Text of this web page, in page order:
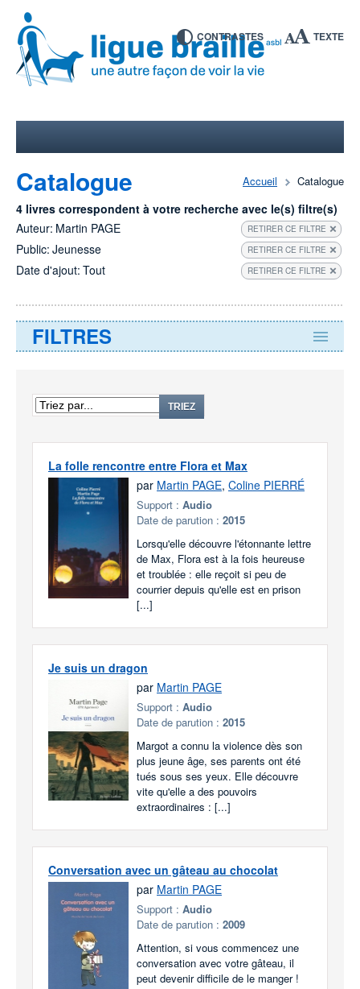
CONTRASTES TEXTE
Accueil Catalogue
Catalogue
4 livres correspondent à votre recherche avec le(s) filtre(s)
Auteur: Martin PAGE RETIRER CE FILTRE
Public: Jeunesse RETIRER CE FILTRE
Date d'ajout: Tout RETIRER CE FILTRE
FILTRES
TRIEZ
La folle rencontre entre Flora et Max
par Martin PAGE, Coline PIERRÉ
Support : Audio
Date de parution : 2015
Lorsqu'elle découvre l'étonnante lettre
de Max, Flora est à la fois heureuse
et troublée : elle reçoit si peu de
courrier depuis qu'elle est en prison
[...]
Je suis un dragon
par Martin PAGE
Support : Audio
Date de parution : 2015
Margot a connu la violence dès son
plus jeune âge, ses parents ont été
tués sous ses yeux. Elle découvre
vite qu'elle a des pouvoirs
extraordinaires : [...]
Conversation avec un gâteau au chocolat
par Martin PAGE
Support : Audio
Date de parution : 2009
Attention, si vous commencez une
conversation avec votre gâteau, il
peut devenir difficile de le manger !